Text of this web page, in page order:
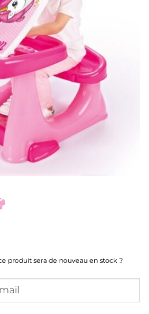
produit sera de nouveau en stock ?